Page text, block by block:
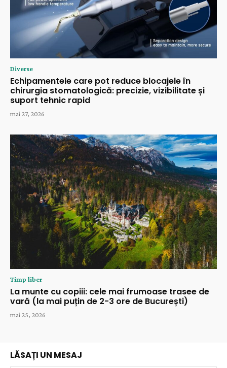
Diverse
Echipamentele care pot reduce blocajele în
chirurgia stomatologică: precizie, vizibilitate și
suport tehnic rapid
mai 27, 2026
Timp liber
La munte cu copiii: cele mai frumoase trasee de
vară (la mai puțin de 2-3 ore de București)
mai 25, 2026
LĂSAȚI UN MESAJ